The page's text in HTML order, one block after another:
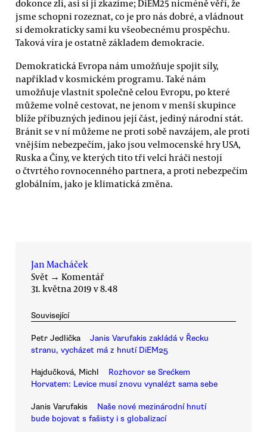
dokonce zlí, asi si ji zkazíme; DiEM25 nicméně věří, že
jsme schopni rozeznat, co je pro nás dobré, a vládnout
si demokraticky sami ku všeobecnému prospěchu.
Taková víra je ostatně základem demokracie.
Demokratická Evropa nám umožňuje spojit síly,
například v kosmickém programu. Také nám
umožňuje vlastnit společně celou Evropu, po které
můžeme volně cestovat, ne jenom v menší skupince
blíže příbuzných jedinou její část, jediný národní stát.
Bránit se v ní můžeme ne proti sobě navzájem, ale proti
vnějším nebezpečím, jako jsou velmocenské hry USA,
Ruska a Číny, ve kterých tito tři velcí hráči nestojí
o čtvrtého rovnocenného partnera, a proti nebezpečím
globálním, jako je klimatická změna.
Jan Macháček
Svět → Komentář
31. května 2019 v 8.48
Související
Petr Jedlička
Janis Varufakis zakládá v Řecku
stranu, vycházet má z hnutí DiEM25
Hajdučková, Michl
Rozhovor se Srećkem
Horvatem: Levice musí znovu vynalézt sama sebe
Janis Varufakis
Naše nové mezinárodní hnutí
bude bojovat s fašisty i s globalizací